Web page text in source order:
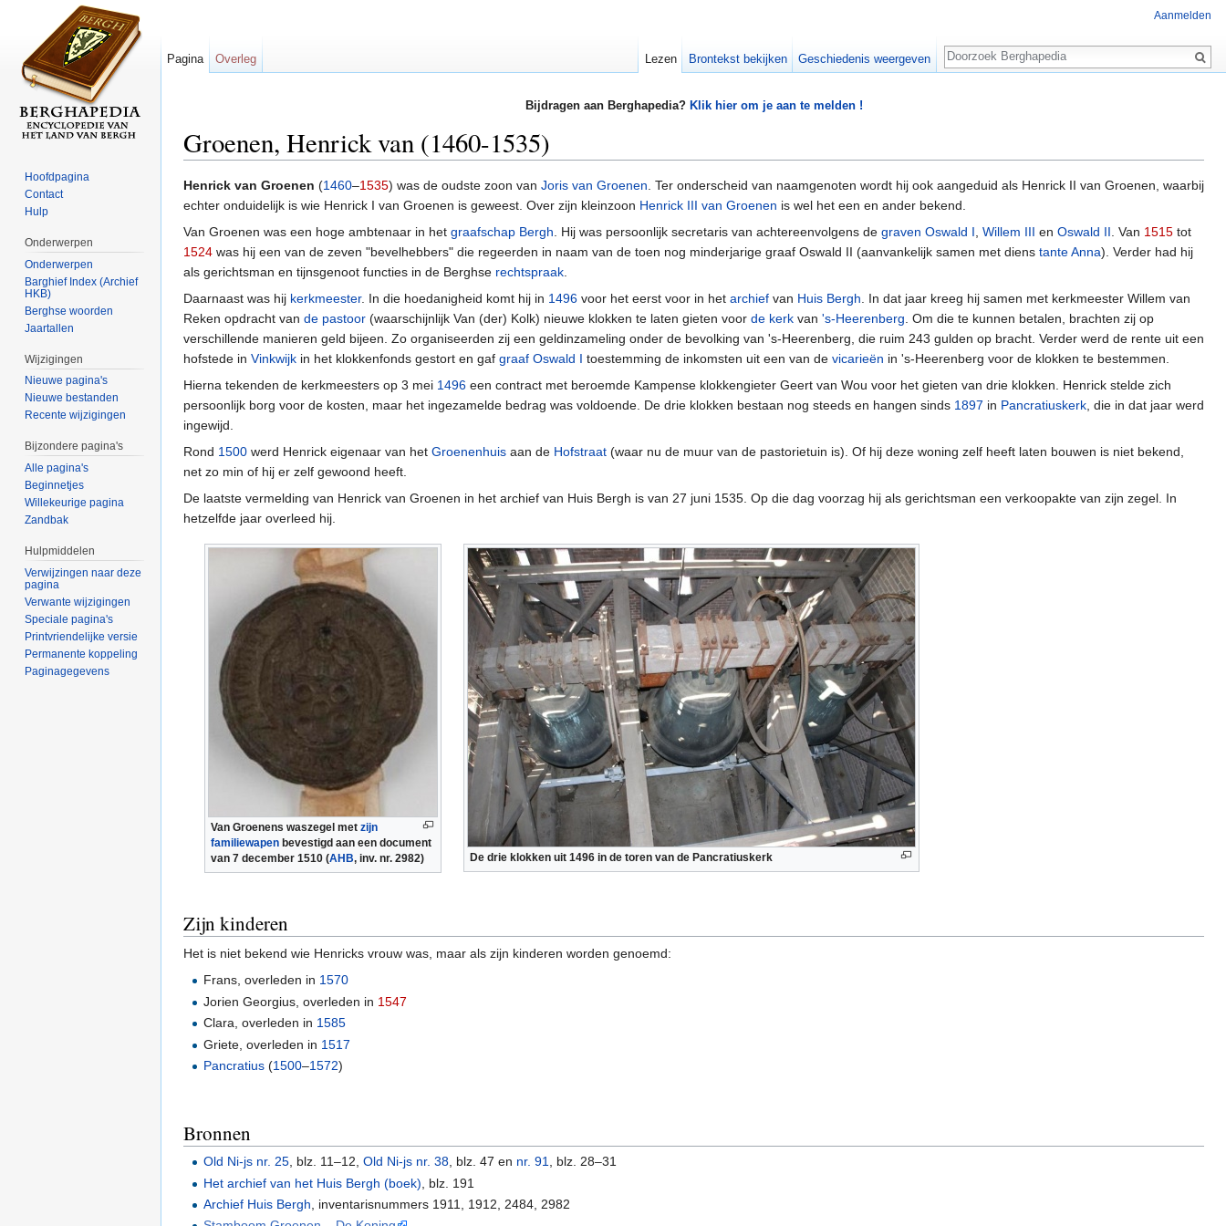
Bijdragen aan Berghapedia? Klik hier om je aan te melden !
Groenen, Henrick van (1460-1535)
Henrick van Groenen (1460–1535) was de oudste zoon van Joris van Groenen. Ter onderscheid van naamgenoten wordt hij ook aangeduid als Henrick II van Groenen, waarbij
echter onduidelijk is wie Henrick I van Groenen is geweest. Over zijn kleinzoon Henrick III van Groenen is wel het een en ander bekend.
Van Groenen was een hoge ambtenaar in het graafschap Bergh. Hij was persoonlijk secretaris van achtereenvolgens de graven Oswald I, Willem III en Oswald II. Van 1515 tot
1524 was hij een van de zeven "bevelhebbers" die regeerden in naam van de toen nog minderjarige graaf Oswald II (aanvankelijk samen met diens tante Anna). Verder had hij
als gerichtsman en tijnsgenoot functies in de Berghse rechtspraak.
Daarnaast was hij kerkmeester. In die hoedanigheid komt hij in 1496 voor het eerst voor in het archief van Huis Bergh. In dat jaar kreeg hij samen met kerkmeester Willem van
Reken opdracht van de pastoor (waarschijnlijk Van (der) Kolk) nieuwe klokken te laten gieten voor de kerk van 's-Heerenberg. Om die te kunnen betalen, brachten zij op
verschillende manieren geld bijeen. Zo organiseerden zij een geldinzameling onder de bevolking van 's-Heerenberg, die ruim 243 gulden op bracht. Verder werd de rente uit een
hofstede in Vinkwijk in het klokkenfonds gestort en gaf graaf Oswald I toestemming de inkomsten uit een van de vicarieën in 's-Heerenberg voor de klokken te bestemmen.
Hierna tekenden de kerkmeesters op 3 mei 1496 een contract met beroemde Kampense klokkengieter Geert van Wou voor het gieten van drie klokken. Henrick stelde zich
persoonlijk borg voor de kosten, maar het ingezamelde bedrag was voldoende. De drie klokken bestaan nog steeds en hangen sinds 1897 in Pancratiuskerk, die in dat jaar werd
ingewijd.
Rond 1500 werd Henrick eigenaar van het Groenenhuis aan de Hofstraat (waar nu de muur van de pastorietuin is). Of hij deze woning zelf heeft laten bouwen is niet bekend,
net zo min of hij er zelf gewoond heeft.
De laatste vermelding van Henrick van Groenen in het archief van Huis Bergh is van 27 juni 1535. Op die dag voorzag hij als gerichtsman een verkoopakte van zijn zegel. In
hetzelfde jaar overleed hij.
Van Groenens waszegel met zijn
familiewapen bevestigd aan een document
van 7 december 1510 (AHB, inv. nr. 2982) De drie klokken uit 1496 in de toren van de Pancratiuskerk
Zijn kinderen
Het is niet bekend wie Henricks vrouw was, maar als zijn kinderen worden genoemd:
Frans, overleden in 1570
Jorien Georgius, overleden in 1547
Clara, overleden in 1585
Griete, overleden in 1517
Pancratius (1500–1572)
Bronnen
Old Ni-js nr. 25 , blz. 11–12,Old Ni-js nr. 38 , blz. 47 en nr. 91
, blz. 28–31
Het archief van het Huis Bergh (boek) , blz. 191
Archief Huis Bergh , inventarisnummers 1911, 1912, 2484, 2982
Aanmelden
Pagina Overleg Lezen Brontekst bekijken Geschiedenis weergeven
Zoeken
Hoofdpagina
Contact
Hulp
Onderwerpen
Onderwerpen
Barghief Index (Archief
HKB)
Berghse woorden
Jaartallen
Wijzigingen
Nieuwe pagina's
Nieuwe bestanden
Recente wijzigingen
Bijzondere pagina's
Alle pagina's
Beginnetjes
Willekeurige pagina
Zandbak
Hulpmiddelen
Verwijzingen naar deze
pagina
Verwante wijzigingen
Speciale pagina's
Printvriendelijke versie
Permanente koppeling
Paginagegevens